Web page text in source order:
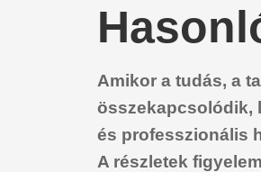
Amikor a tudás, a
összekapcsolódik,
és professzionális
A részletek